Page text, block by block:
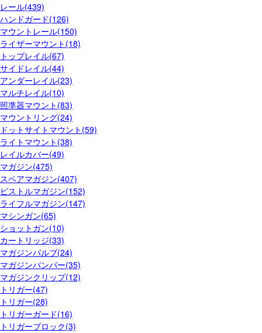
レール(439)
ハンドガード(126)
マウントレール(150)
ライザーマウント(18)
トップレイル(67)
サイドレイル(44)
アンダーレイル(23)
マルチレイル(10)
照準器マウント(83)
マウントリング(24)
ドットサイトマウント(59)
ライトマウント(38)
レイルカバー(49)
マガジン(475)
スペアマガジン(407)
ピストルマガジン(152)
ライフルマガジン(147)
マシンガン(65)
ショットガン(10)
カートリッジ(33)
マガジンバルブ(24)
マガジンバンパー(35)
マガジンクリップ(12)
トリガー(47)
トリガー(28)
トリガーガード(16)
トリガーブロック(3)